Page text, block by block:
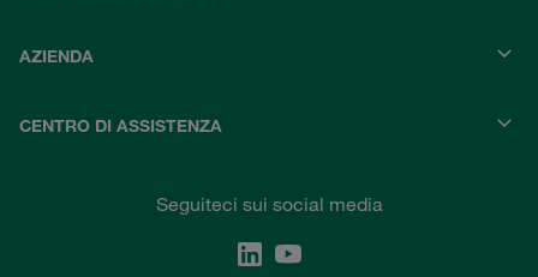
AZIENDA
CENTRO DI ASSISTENZA
Seguiteci sui social media